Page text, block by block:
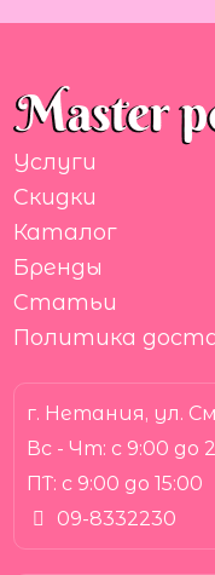
г. Нетания, ул.
Вс - Чт: с 9:00 до
ПТ: с 9:00 до 15:00
09-8332230
Услуги
Скидки
Каталог
Бренды
Статьи
Политика